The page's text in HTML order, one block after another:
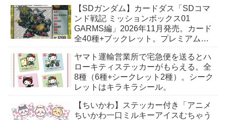
【SDガンダム】カードダス「SDコマ
ンド戦記 ミッションボックス01
GARMS編」2026年11月発売。カード
全40種+ブックレット。プレミアムバ
ヤマト運輸営業所で宅急便を送るとハ
ローキティステッカーがもらえる。全
8種（6種+シークレット2種）。シーク
レットはキラキラシール。
【ちいかわ】ステッカー付き「アニメ
ちいかわ一口ミルキーアイスむちゃう